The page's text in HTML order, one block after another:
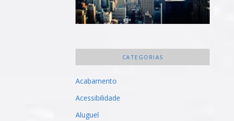
CATEGORIAS
Acabamento
Acessibilidade
Aluguel